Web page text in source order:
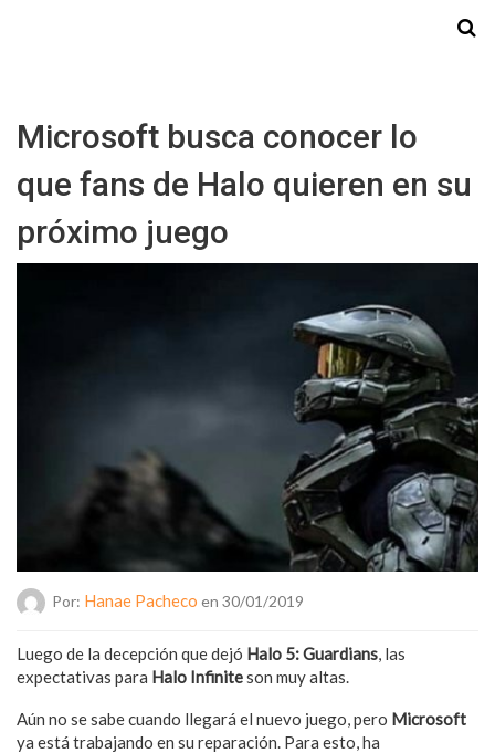
Microsoft busca conocer lo
que fans de Halo quieren en su
próximo juego
Por: Hanae Pacheco en 30/01/2019
Luego de la decepción que dejó Halo 5: Guardians, las
expectativas para Halo Infiniteson muy altas.
Aún no se sabe cuando llegará el nuevo juego, pero Microsoft
ya está trabajando en su reparación. Para esto, ha